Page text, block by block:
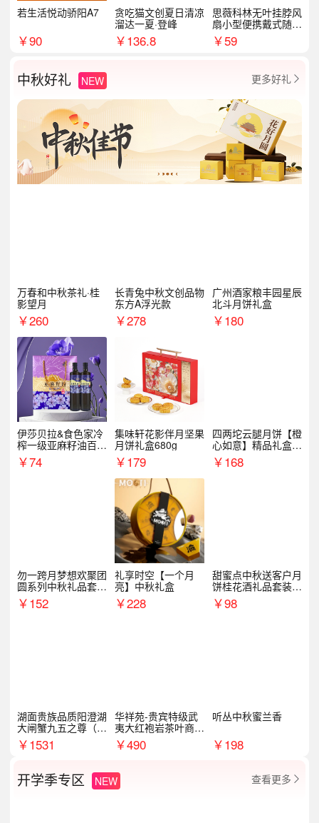
若生活悦动骄阳A7
￥90
贪吃猫文创夏日清凉
溜达一夏·登峰
￥136.8
思薇科林无叶挂脖风
扇小型便携戴式随身
挂脖子降温神器
￥59
中秋好礼 NEW 更多好礼 
万春和中秋茶礼·桂
影望月
￥260
长青兔中秋文创品物
东方A浮光款
￥278
广州酒家粮丰园星辰
北斗月饼礼盒
￥180
伊莎贝拉&食色家冷
榨一级亚麻籽油百紫
千红500ml*2礼盒
￥74
集味轩花影伴月坚果
月饼礼盒680g
￥179
四两坨云腿月饼【橙
心如意】精品礼盒4
50g/盒
￥168
勿一跨月梦想欢聚团
圆系列中秋礼品套装
企业送客户商务伴手
礼
￥152
礼享时空【一个月
亮】中秋礼盒
￥228
甜蜜点中秋送客户月
饼桂花酒礼品套装D
AL1377
￥98
湖面贵族品质阳澄湖
大闸蟹九五之尊（卡
券）5188型
￥1531
华祥苑-贵宾特级武
夷大红袍岩茶叶商务
礼盒中秋节送长辈1
00g
￥490
听丛中秋蜜兰香
￥198
开学季专区 NEW 查看更多 